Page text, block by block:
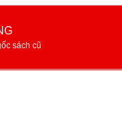
sách cũ